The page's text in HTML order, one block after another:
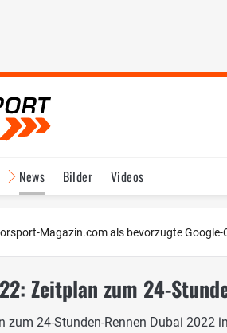
News Bilder Videos
Magazin.com als bevorzugte Google-
Zeitplan zum 24-
zum 24-Stunden-Rennen Dubai 2022